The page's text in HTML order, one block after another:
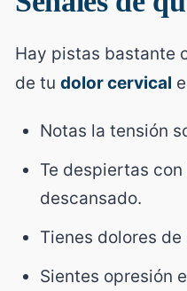
Hay pistas bastante
de tu dolor cervical
Notas la tensión
Te despiertas
descansado.
Tienes dolores
Sientes opresión